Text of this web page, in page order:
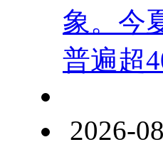
象。今
普遍超
2026-